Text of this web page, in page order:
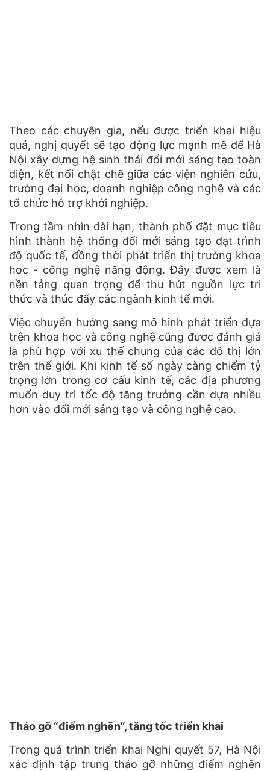
Theo các chuyên gia, nếu được triển khai hiệu
quả, nghị quyết sẽ tạo động lực mạnh mẽ để Hà
Nội xây dựng hệ sinh thái đổi mới sáng tạo toàn
diện, kết nối chặt chẽ giữa các viện nghiên cứu,
trường đại học, doanh nghiệp công nghệ và các
tổ chức hỗ trợ khởi nghiệp.
Trong tầm nhìn dài hạn, thành phố đặt mục tiêu
hình thành hệ thống đổi mới sáng tạo đạt trình
độ quốc tế, đồng thời phát triển thị trường khoa
học - công nghệ năng động. Đây được xem là
nền tảng quan trọng để thu hút nguồn lực tri
thức và thúc đẩy các ngành kinh tế mới.
Việc chuyển hướng sang mô hình phát triển dựa
trên khoa học và công nghệ cũng được đánh giá
là phù hợp với xu thế chung của các đô thị lớn
trên thế giới. Khi kinh tế số ngày càng chiếm tỷ
trọng lớn trong cơ cấu kinh tế, các địa phương
muốn duy trì tốc độ tăng trưởng cần dựa nhiều
hơn vào đổi mới sáng tạo và công nghệ cao.
Tháo gỡ “điểm nghẽn”, tăng tốc triển khai
Trong quá trình triển khai Nghị quyết 57, Hà Nội
xác định tập trung tháo gỡ những điểm nghẽn